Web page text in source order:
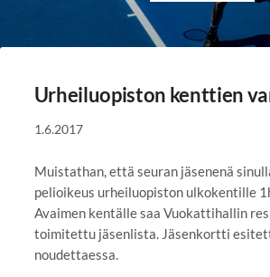
Urheiluopiston kenttien
1.6.2017
Muistathan, että seuran jäsenenä
pelioikeus urheiluopiston ulkokentille
Avaimen kentälle saa Vuokattihallin
toimitettu jäsenlista. Jäsenkortti
noudettaessa.